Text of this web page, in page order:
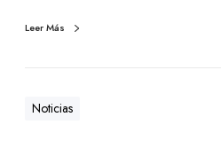
Leer Más
Noticias